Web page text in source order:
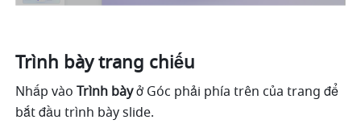
Trình bày trang chiếu
Nhấp vào Trình bày ở Góc phải phía trên của trang để
bắt đầu trình bày slide.